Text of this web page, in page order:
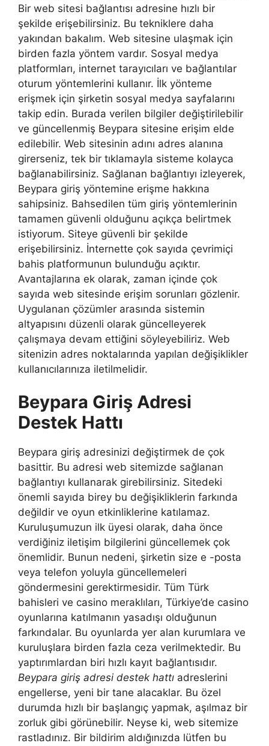
Bir web sitesi bağlantısı adresine hızlı bir
şekilde erişebilirsiniz. Bu tekniklere daha
yakından bakalım. Web sitesine ulaşmak için
birden fazla yöntem vardır. Sosyal medya
platformları, internet tarayıcıları ve bağlantılar
oturum yöntemlerini kullanır. İlk yönteme
erişmek için şirketin sosyal medya sayfalarını
takip edin. Burada verilen bilgiler değiştirilebilir
ve güncellenmiş Beypara sitesine erişim elde
edilebilir. Web sitesinin adını adres alanına
girerseniz, tek bir tıklamayla sisteme kolayca
bağlanabilirsiniz. Sağlanan bağlantıyı izleyerek,
Beypara giriş yöntemine erişme hakkına
sahipsiniz. Bahsedilen tüm giriş yöntemlerinin
tamamen güvenli olduğunu açıkça belirtmek
istiyorum. Siteye güvenli bir şekilde
erişebilirsiniz. İnternette çok sayıda çevrimiçi
bahis platformunun bulunduğu açıktır.
Avantajlarına ek olarak, zaman içinde çok
sayıda web sitesinde erişim sorunları gözlenir.
Uygulanan çözümler arasında sistemin
altyapısını düzenli olarak güncelleyerek
çalışmaya devam ettiğini söyleyebiliriz. Web
sitenizin adres noktalarında yapılan değişiklikler
kullanıcılarınıza iletilmelidir.
Beypara Giriş Adresi
Destek Hattı
Beypara giriş adresinizi değiştirmek de çok
basittir. Bu adresi web sitemizde sağlanan
bağlantıyı kullanarak girebilirsiniz. Sitedeki
önemli sayıda birey bu değişikliklerin farkında
değildir ve oyun etkinliklerine katılamaz.
Kuruluşumuzun ilk üyesi olarak, daha önce
verdiğiniz iletişim bilgilerini güncellemek çok
önemlidir. Bunun nedeni, şirketin size e -posta
veya telefon yoluyla güncellemeleri
göndermesini gerektirmesidir. Tüm Türk
bahisleri ve casino meraklıları, Türkiye’de casino
oyunlarına katılmanın yasadışı olduğunun
farkındalar. Bu oyunlarda yer alan kurumlara ve
kuruluşlara birden fazla ceza verilmektedir. Bu
yaptırımlardan biri hızlı kayıt bağlantısıdır.
Beypara giriş adresi destek hattı adreslerini
engellerse, yeni bir tane alacaklar. Bu özel
durumda hızlı bir başlangıç ​​yapmak, aşılmaz bir
zorluk gibi görünebilir. Neyse ki, web sitemize
rastladınız. Bir bildirim aldığınızda lütfen bu